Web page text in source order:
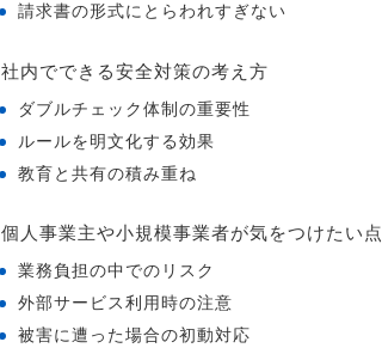
請求書の形式にとらわれすぎない
社内でできる安全対策の考え方
ダブルチェック体制の重要性
ルールを明文化する効果
教育と共有の積み重ね
個人事業主や小規模事業者が気をつけたい点
業務負担の中でのリスク
外部サービス利用時の注意
被害に遭った場合の初動対応